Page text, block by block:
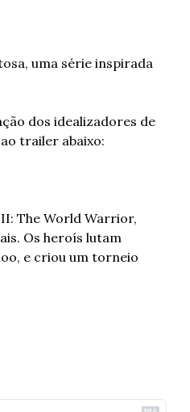
uma série inspirada
dos idealizadores de
trailer abaixo:
The World Warrior,
Os heroís lutam
e criou um torneio